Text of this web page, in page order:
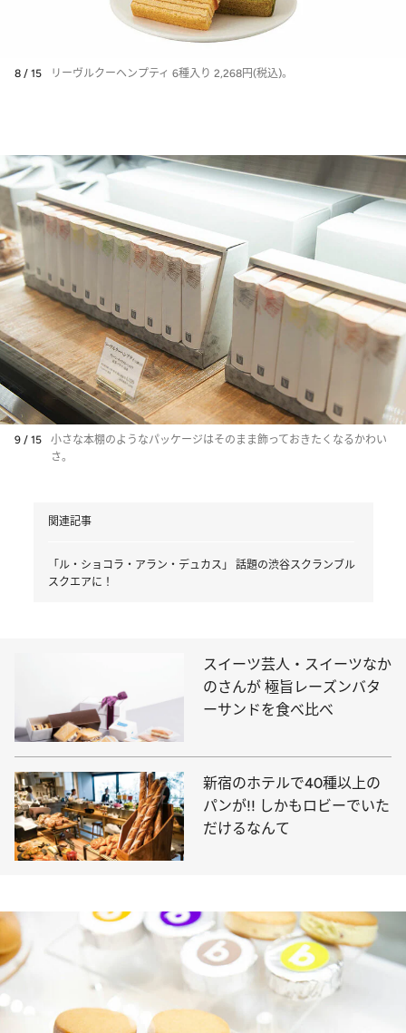
8 / 15 リーヴルクーヘンプティ 6種入り 2,268円(税込)。
9 / 15
小さな本棚のようなパッケージはそのまま飾っておきたくなるかわい
さ。
関連記事
「ル・ショコラ・アラン・デュカス」 話題の渋谷スクランブル
スクエアに！
スイーツ芸人・スイーツなか
のさんが 極旨レーズンバタ
ーサンドを食べ比べ
新宿のホテルで40種以上の
パンが!! しかもロビーでいた
だけるなんて